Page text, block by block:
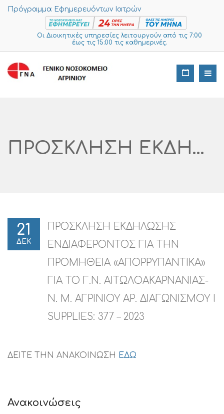
Πρόγραμμα Εφημερευόντων Ιατρών
Οι Διοικητικές υπηρεσίες λειτουργούν από τις 7:00
έως τις 15:00 τις καθημερινές.
ΠΡΟΣΚΛΗΣΗ ΕΚΔΗΛΩΣΗΣ ΕΝΔΙΑΦΕΡΟΝΤΟΣ ΓΙΑ ΤΗΝ ΠΡΟΜΗΘΕΙΑ «ΑΠΟΡΡΥΠΑΝΤΙΚΑ» ΓΙΑ ΤΟ Γ.Ν. ΑΙΤΩΛΟΑΚΑΡΝΑΝΙΑΣ-Ν. Μ. ΑΓΡΙΝΙΟΥ ΑΡ. ΔΙΑΓΩΝΙΣΜΟΥ I SUPPLIES: 377 – 2023
21
ΔΕΚ
ΠΡΟΣΚΛΗΣΗ ΕΚΔΗΛΩΣΗΣ
ΕΝΔΙΑΦΕΡΟΝΤΟΣ ΓΙΑ ΤΗΝ
ΠΡΟΜΗΘΕΙΑ «ΑΠΟΡΡΥΠΑΝΤΙΚΑ»
ΓΙΑ ΤΟ Γ.Ν. ΑΙΤΩΛΟΑΚΑΡΝΑΝΙΑΣ-
Ν. Μ. ΑΓΡΙΝΙΟΥ ΑΡ. ΔΙΑΓΩΝΙΣΜΟΥ I
SUPPLIES: 377 – 2023
ΔΕΙΤΕ ΤΗΝ ΑΝΑΚΟΙΝΩΣΗ ΕΔΩ
Ανακοινώσεις